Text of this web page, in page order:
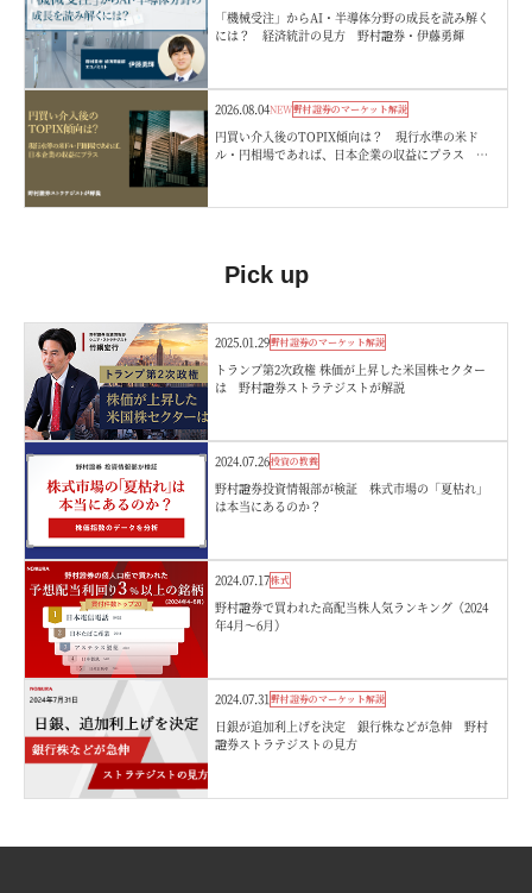
「機械受注」からAI・半導体分野の成長を読み解く
には？ 経済統計の見方 野村證券・伊藤勇輝
2026.08.04NEW野村證券のマーケット解説
円買い介入後のTOPIX傾向は？ 現行水準の米ド
ル・円相場であれば、日本企業の収益にプラス 野
Pick up
2025.01.29野村證券のマーケット解説
トランプ第2次政権 株価が上昇した米国株セクター
は 野村證券ストラテジストが解説
2024.07.26投資の教養
野村證券投資情報部が検証 株式市場の「夏枯れ」
は本当にあるのか？
2024.07.17株式
野村證券で買われた高配当株人気ランキング（2024
年4月～6月）
2024.07.31野村證券のマーケット解説
日銀が追加利上げを決定 銀行株などが急伸 野村
證券ストラテジストの見方